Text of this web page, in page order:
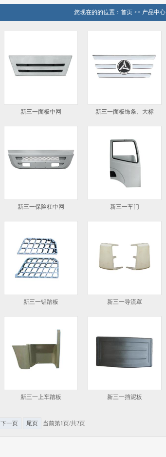
您现在的的位置： 首页 >> 产品中心
新三一面板中网 新三一面板饰条、大标
新三一保险杠中网 新三一车门
新三一铝踏板 新三一导流罩
新三一上车踏板 新三一挡泥板
下一页 尾页 当前第1页/共2页